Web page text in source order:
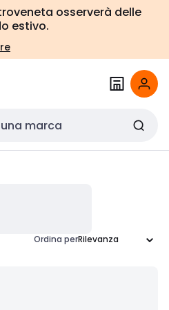
osserverà delle
estivo.
Ordina per